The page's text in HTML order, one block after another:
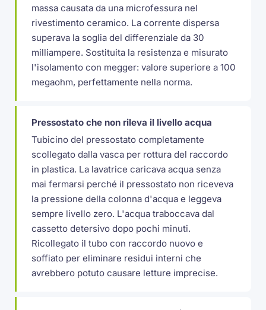
massa causata da una microfessura nel
rivestimento ceramico. La corrente dispersa
superava la soglia del differenziale da 30
milliampere. Sostituita la resistenza e misurato
l'isolamento con megger: valore superiore a 100
megaohm, perfettamente nella norma.
Pressostato che non rileva il livello acqua
Tubicino del pressostato completamente
scollegato dalla vasca per rottura del raccordo
in plastica. La lavatrice caricava acqua senza
mai fermarsi perché il pressostato non riceveva
la pressione della colonna d'acqua e leggeva
sempre livello zero. L'acqua traboccava dal
cassetto detersivo dopo pochi minuti.
Ricollegato il tubo con raccordo nuovo e
soffiato per eliminare residui interni che
avrebbero potuto causare letture imprecise.